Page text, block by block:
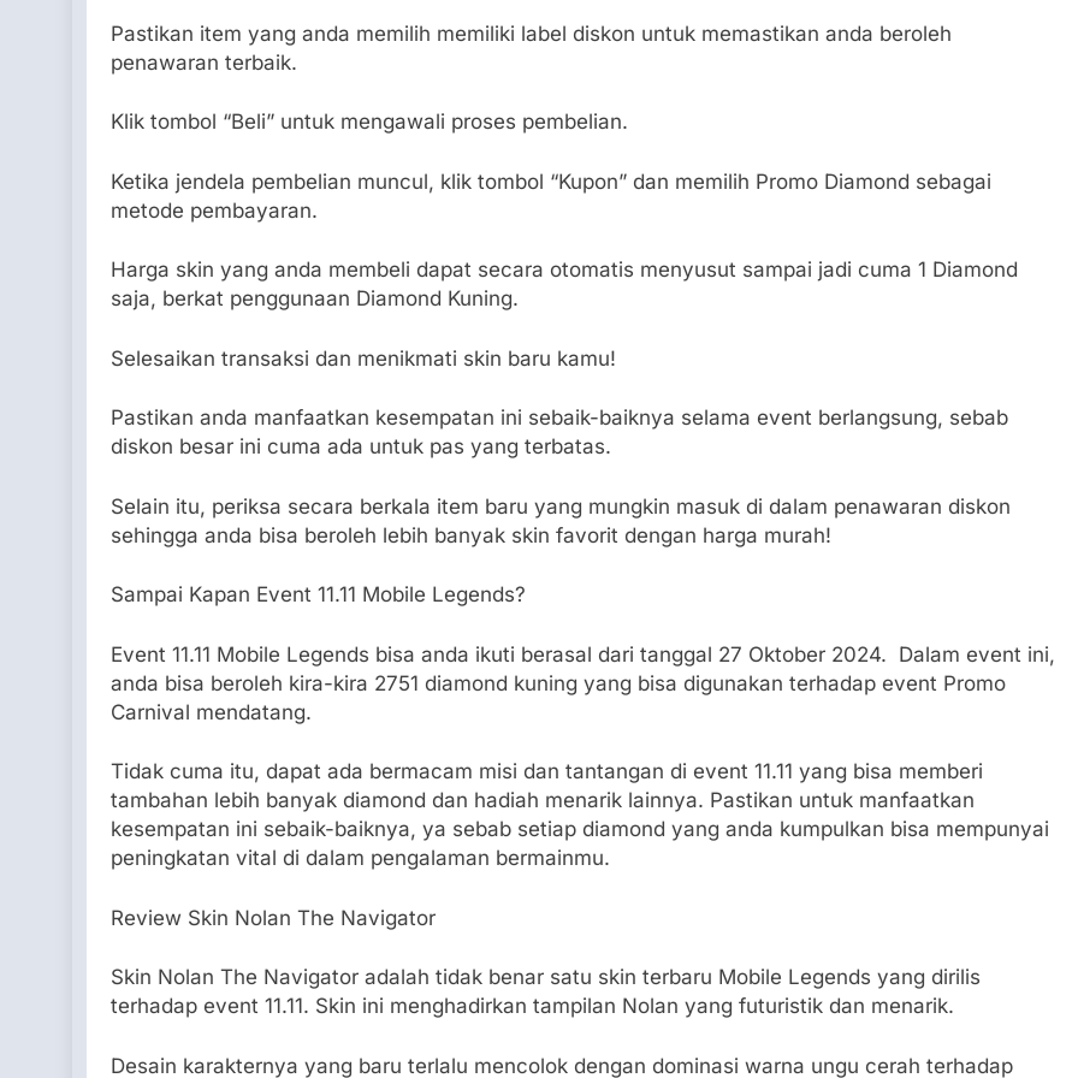
Pastikan item yang anda memilih memiliki label diskon untuk memastikan anda beroleh
penawaran terbaik.
Klik tombol “Beli” untuk mengawali proses pembelian.
Ketika jendela pembelian muncul, klik tombol “Kupon” dan memilih Promo Diamond sebagai
metode pembayaran.
Harga skin yang anda membeli dapat secara otomatis menyusut sampai jadi cuma 1 Diamond
saja, berkat penggunaan Diamond Kuning.
Selesaikan transaksi dan menikmati skin baru kamu!
Pastikan anda manfaatkan kesempatan ini sebaik-baiknya selama event berlangsung, sebab
diskon besar ini cuma ada untuk pas yang terbatas.
Selain itu, periksa secara berkala item baru yang mungkin masuk di dalam penawaran diskon
sehingga anda bisa beroleh lebih banyak skin favorit dengan harga murah!
Sampai Kapan Event 11.11 Mobile Legends?
Event 11.11 Mobile Legends bisa anda ikuti berasal dari tanggal 27 Oktober 2024. Dalam event ini,
anda bisa beroleh kira-kira 2751 diamond kuning yang bisa digunakan terhadap event Promo
Carnival mendatang.
Tidak cuma itu, dapat ada bermacam misi dan tantangan di event 11.11 yang bisa memberi
tambahan lebih banyak diamond dan hadiah menarik lainnya. Pastikan untuk manfaatkan
kesempatan ini sebaik-baiknya, ya sebab setiap diamond yang anda kumpulkan bisa mempunyai
peningkatan vital di dalam pengalaman bermainmu.
Review Skin Nolan The Navigator
Skin Nolan The Navigator adalah tidak benar satu skin terbaru Mobile Legends yang dirilis
terhadap event 11.11. Skin ini menghadirkan tampilan Nolan yang futuristik dan menarik.
Desain karakternya yang baru terlalu mencolok dengan dominasi warna ungu cerah terhadap